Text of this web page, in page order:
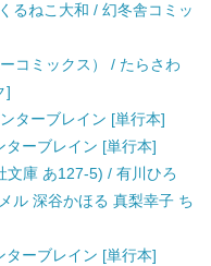
るねこ大和 / 幻冬舎コミッ
コミックス） / たらさわ
]
ターブレイン [単行本]
ーブレイン [単行本]
文庫 あ127-5) / 有川ひろ
ル 深谷かほる 真梨幸子 ち
ーブレイン [単行本]